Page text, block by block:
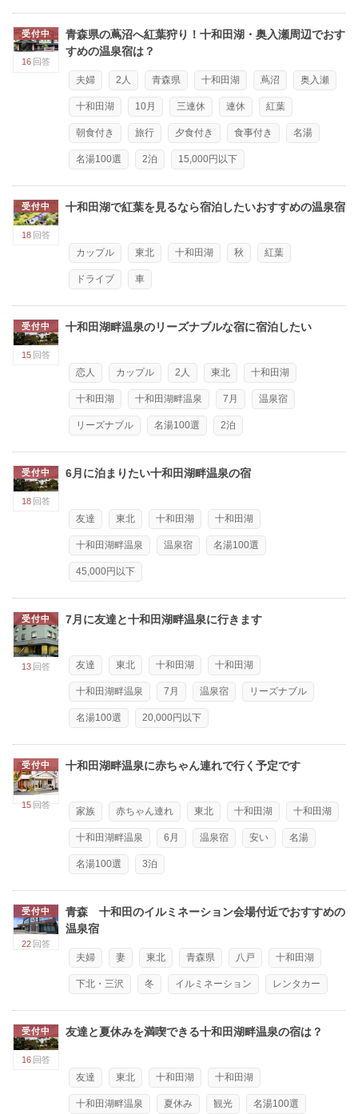
受付中
16 回答
青森県の蔦沼へ紅葉狩り！十和田湖・奥入瀬周辺でおす
すめの温泉宿は？
夫婦 2人 青森県 十和田湖 蔦沼 奥入瀬
十和田湖 10月 三連休 連休 紅葉
朝食付き 旅行 夕食付き 食事付き 名湯
名湯100選 2泊 15,000円以下
受付中
18 回答
十和田湖で紅葉を見るなら宿泊したいおすすめの温泉宿
カップル 東北 十和田湖 秋 紅葉
ドライブ 車
受付中
15 回答
十和田湖畔温泉のリーズナブルな宿に宿泊したい
恋人 カップル 2人 東北 十和田湖
十和田湖 十和田湖畔温泉 7月 温泉宿
リーズナブル 名湯100選 2泊
受付中
18 回答
6月に泊まりたい十和田湖畔温泉の宿
友達 東北 十和田湖 十和田湖
十和田湖畔温泉 温泉宿 名湯100選
45,000円以下
受付中
13 回答
7月に友達と十和田湖畔温泉に行きます
友達 東北 十和田湖 十和田湖
十和田湖畔温泉 7月 温泉宿 リーズナブル
名湯100選 20,000円以下
受付中
15 回答
十和田湖畔温泉に赤ちゃん連れで行く予定です
家族 赤ちゃん連れ 東北 十和田湖 十和田湖
十和田湖畔温泉 6月 温泉宿 安い 名湯
名湯100選 3泊
受付中
22 回答
青森 十和田のイルミネーション会場付近でおすすめの
温泉宿
夫婦 妻 東北 青森県 八戸 十和田湖
下北・三沢 冬 イルミネーション レンタカー
受付中
16 回答
友達と夏休みを満喫できる十和田湖畔温泉の宿は？
友達 東北 十和田湖 十和田湖
十和田湖畔温泉 夏休み 観光 名湯100選